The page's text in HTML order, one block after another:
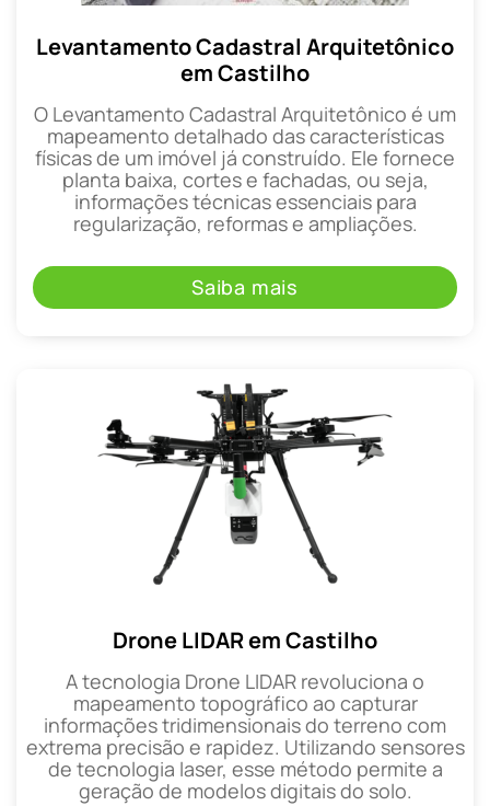
Levantamento Cadastral Arquitetônico
em Castilho
O Levantamento Cadastral Arquitetônico é um
mapeamento detalhado das características
físicas de um imóvel já construído. Ele fornece
planta baixa, cortes e fachadas, ou seja,
informações técnicas essenciais para
regularização, reformas e ampliações.
Saiba mais
Drone LIDAR em Castilho
A tecnologia Drone LIDAR revoluciona o
mapeamento topográfico ao capturar
informações tridimensionais do terreno com
extrema precisão e rapidez. Utilizando sensores
de tecnologia laser, esse método permite a
geração de modelos digitais do solo.